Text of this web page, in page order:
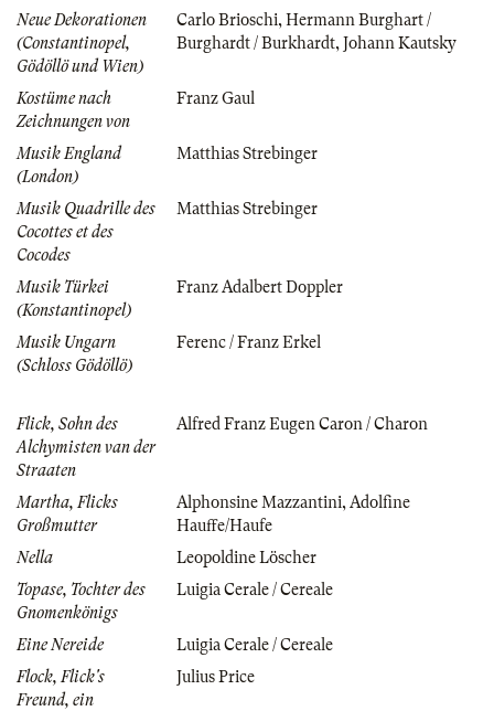
Neue Dekorationen
(Constantinopel,
Gödöllö und Wien)
Carlo Brioschi,Hermann Burghart /
Burghardt / Burkhardt,Johann Kautsky
Kostüme nach
Zeichnungen von
Franz Gaul
Musik England
(London)
Matthias Strebinger
Musik Quadrille des
Cocottes et des
Cocodes
Matthias Strebinger
Musik Türkei
(Konstantinopel)
Franz Adalbert Doppler
Musik Ungarn
(Schloss Gödöllö)
Ferenc / Franz Erkel
Flick, Sohn des
Alchymisten van der
Straaten
Alfred Franz Eugen Caron / Charon
Martha, Flicks
Großmutter
Alphonsine Mazzantini,Adolfine
Hauffe/Haufe
Nella
Leopoldine Löscher
Topase, Tochter des
Gnomenkönigs
Luigia Cerale / Cereale
Eine Nereide
Luigia Cerale / Cereale
Flock, Flick's
Freund, ein
Julius Price